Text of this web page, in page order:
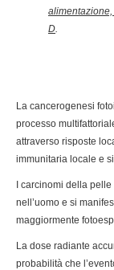
D.
La cancerogenesi
processo
attraverso risposte
immunitaria locale e
I carcinomi della
nell’uomo e si
maggiormente
La dose radiante
probabilità che